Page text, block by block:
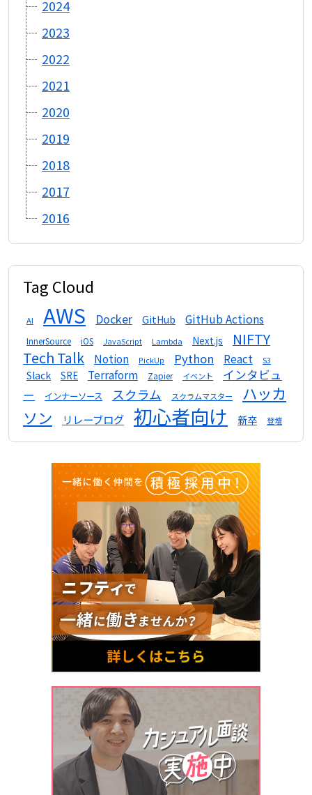
2024
2023
2022
2021
2020
2019
2018
2017
2016
Tag Cloud
AI AWS Docker GitHub GitHub Actions
InnerSource iOS JavaScript Lambda Next.js
NIFTY
Tech Talk
Notion PickUp Python React S3
Slack SRE Terraform Zapier イベント
インタビュ
ー
インナーソース スクラム スクラムマスター
ハッカ
ソン
リレーブログ 初心者向け 新卒 登壇